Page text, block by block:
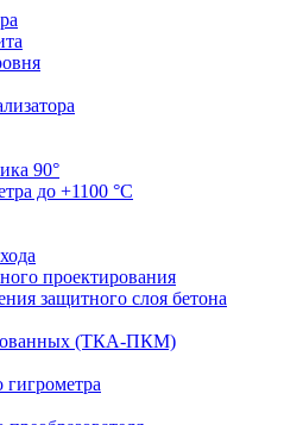
90°
до +1100 °С
проектирования
защитного слоя бетона
(ТКА-ПКМ)
гигрометра